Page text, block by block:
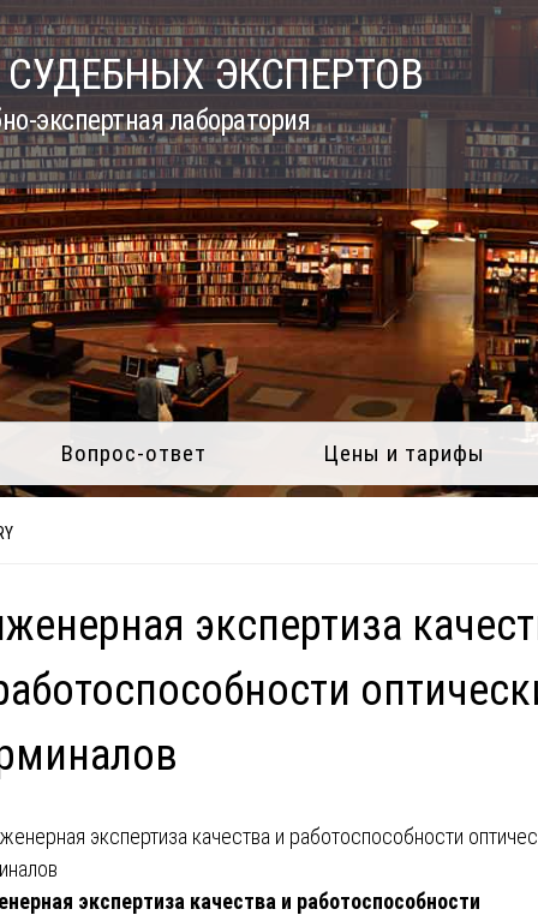
ЭКСПЕРТОВ
экспертная лаборатория
Вопрос-ответ Цены и тарифы
экспертиза
экспертиза качества и работоспособности